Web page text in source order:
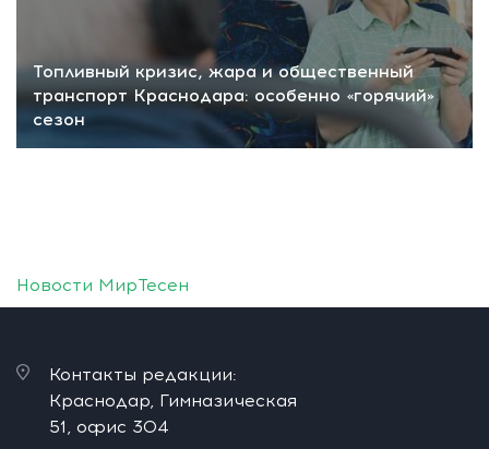
Топливный кризис, жара и общественный
транспорт Краснодара: особенно «горячий»
сезон
Новости МирТесен
Контакты редакции:
Краснодар, Гимназическая
51, офис 304